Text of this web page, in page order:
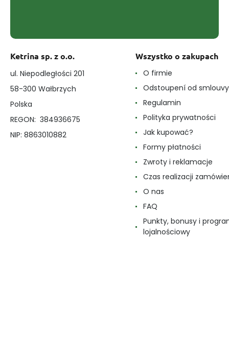
Ketrina sp. z o.o.
ul. Niepodległości 201
58-300 Wałbrzych
Polska
REGON: 384936675
NIP: 8863010882
Wszystko o zakupach
O firmie
Odstoupení od smlouvy
Regulamin
Polityka prywatności
Jak kupować?
Formy płatności
Zwroty i reklamacje
Czas realizacji
O nas
FAQ
Punkty, bonusy i
lojalnościowy